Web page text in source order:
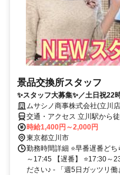
景品交換所スタッフ
✨スタッフ大募集✨／土日祝22
ムサシノ商事株式会社(立川
交通・アクセス 立川駅から
時給1,400円～2,000円
東京都立川市
勤務時間詳細 ⭐早番遅番ど
～17:45 【遅番】 ⭐17:30～
ださい♪ - 「週5日ガッツリ働